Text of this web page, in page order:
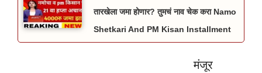
तारखेला जमा होणार? तुमचं नाव चेक करा Namo
Shetkari And PM Kisan Installment
मंजूर